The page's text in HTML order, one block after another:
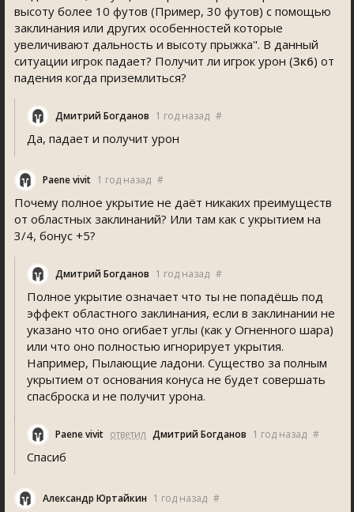
высоту более 10 футов (Пример, 30 футов) с помощью
заклинания или других особенностей которые
увеличивают дальность и высоту прыжка". В данный
ситуации игрок падает? Получит ли игрок урон (3к6) от
падения когда приземлиться?
Дмитрий Богданов 1 год назад #
Да, падает и получит урон
Paene vivit 1 год назад #
Почему полное укрытие не даёт никаких преимуществ
от областных заклинаний? Или там как с укрытием на
3/4, бонус +5?
Дмитрий Богданов 1 год назад #
Полное укрытие означает что ты не попадёшь под
эффект областного заклинания, если в заклинании не
указано что оно огибает углы (как у Огненного шара)
или что оно полностью игнорирует укрытия.
Например, Пылающие ладони. Существо за полным
укрытием от основания конуса не будет совершать
спасброска и не получит урона.
Paene vivit ответил Дмитрий Богданов 1 год назад #
Спасиб
Александр Юртайкин 1 год назад #